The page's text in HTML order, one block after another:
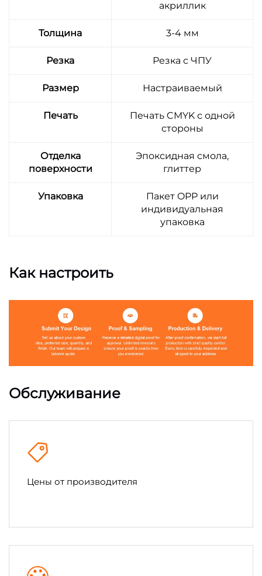
акриллик
Толщина 3-4 мм
Резка Резка с ЧПУ
Размер Настраиваемый
Печать
Печать CMYK с одной
стороны
Отделка
поверхности
Эпоксидная смола,
глиттер
Упаковка
Пакет OPP или
индивидуальная
упаковка
Как настроить
Обслуживание
Цены от производителя